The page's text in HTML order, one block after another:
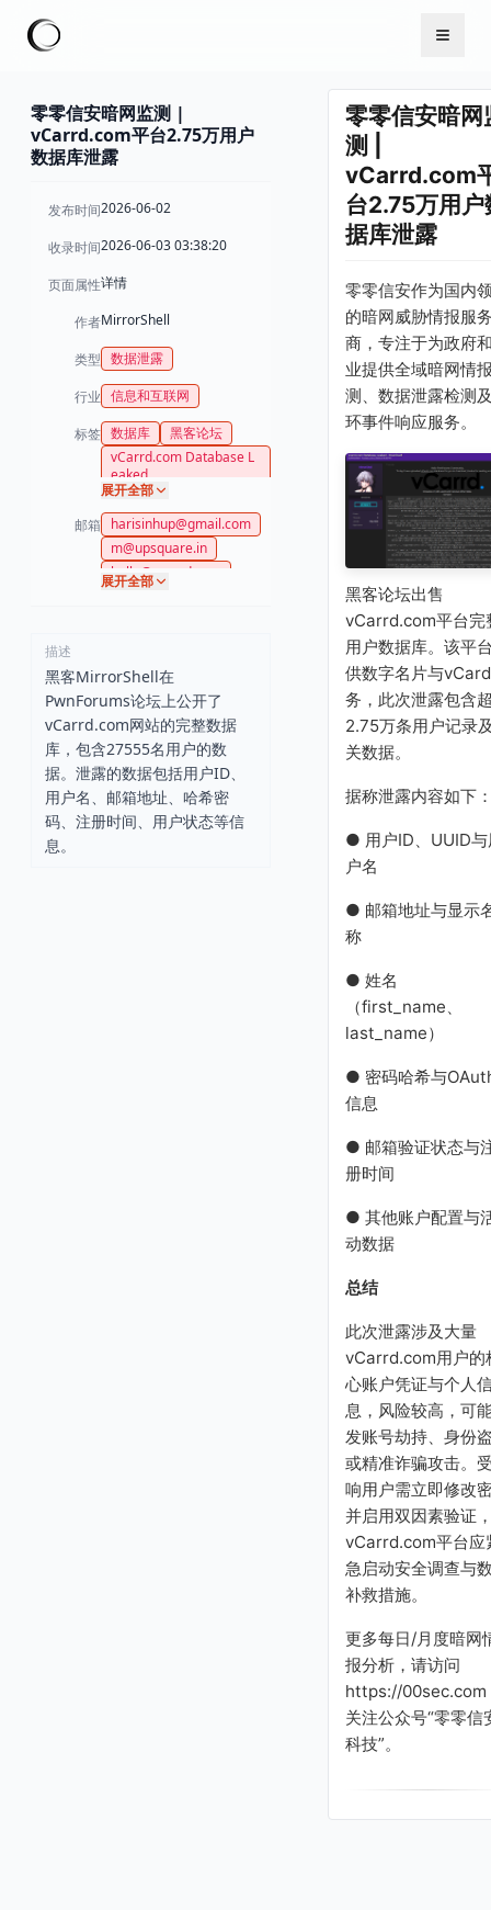
零零信安暗网监测 |
vCarrd.com平台2.75万用户
数据库泄露
发布时间2026-06-02
收录时间2026-06-03 03:38:20
页面属性详情
作者MirrorShell
类型 数据泄露
行业 信息和互联网
标签 数据库
黑客论坛
vCarrd.com Database L
eaked
展开全部
邮箱
harisinhup@gmail.com
m@upsquare.in
hello@vcarrd.com
展开全部
描述
黑客MirrorShell在
PwnForums论坛上公开了
vCarrd.com网站的完整数据
库，包含27555名用户的数
据。泄露的数据包括用户ID、
用户名、邮箱地址、哈希密
码、注册时间、用户状态等信
息。
零零信安暗网
测 |
vCarrd.com
台2.75万用户
据库泄露
零零信安作为国内
的暗网威胁情报服
商，专注于为政府
业提供全域暗网情
测、数据泄露检测
环事件响应服务。
黑客论坛出售
vCarrd.com平台完
用户数据库。该平
供数字名片与
务，此次泄露包含
2.75万条用户记录
关数据。
据称泄露内容如下
● 用户ID、UUID与
户名
● 邮箱地址与显示
称
● 姓名
（first_name、
last_name）
● 密码哈希与
信息
● 邮箱验证状态与
册时间
● 其他账户配置与
动数据
总结
此次泄露涉及大量
vCarrd.com用户的
心账户凭证与个人
息，风险较高，可
发账号劫持、身份
或精准诈骗攻击。
响用户需立即修改
并启用双因素验证
vCarrd.com平台应
急启动安全调查与
补救措施。
更多每日/月度暗网
报分析，请访问
https://00sec.com
关注公众号“零零信
科技”。